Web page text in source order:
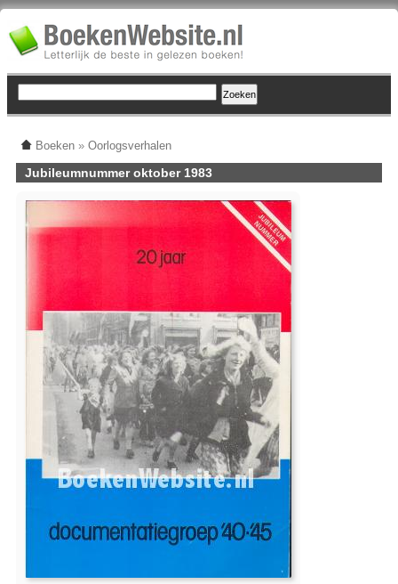
Boeken » Oorlogsverhalen
Jubileumnummer oktober 1983